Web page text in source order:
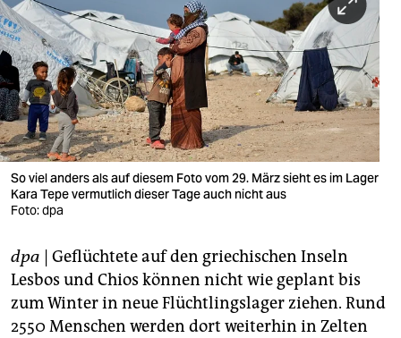
nord
wahrheit
verlag
verlag
veranstaltungen
shop
fragen & hilfe
unterstützen
abo
So viel anders als auf diesem Foto vom 29. März sieht es im Lager
Kara Tepe vermutlich dieser Tage auch nicht aus
Foto: dpa
dpa | Geflüchtete auf den griechischen Inseln
Lesbos und Chios können nicht wie geplant bis
zum Winter in neue Flüchtlingslager ziehen. Rund
2550 Menschen werden dort weiterhin in Zelten